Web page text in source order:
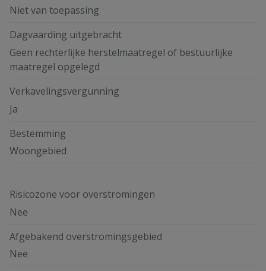
Niet van toepassing
Dagvaarding uitgebracht
Geen rechterlijke herstelmaatregel of bestuurlijke
maatregel opgelegd
Verkavelingsvergunning
Ja
Bestemming
Woongebied
Risicozone voor overstromingen
Nee
Afgebakend overstromingsgebied
Nee